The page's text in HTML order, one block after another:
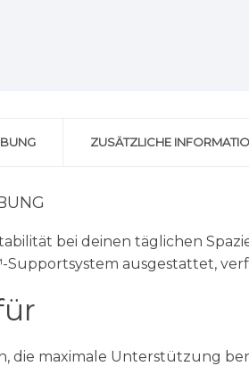
ZUSÄTZLICHE
bei deinen täglichen
Supportsystem ausgestattet,
die maximale Unterstützung